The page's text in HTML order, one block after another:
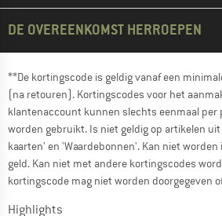
DE OVEREENKOMST HERROEPEN
**De kortingscode is geldig vanaf een
(na retouren). Kortingscodes voor het
klantenaccount kunnen slechts eenmaal per
worden gebruikt. Is niet geldig op artikelen
kaarten' en 'Waardebonnen'. Kan niet
geld. Kan niet met andere kortingscodes
kortingscode mag niet worden doorgegeven
Highlights